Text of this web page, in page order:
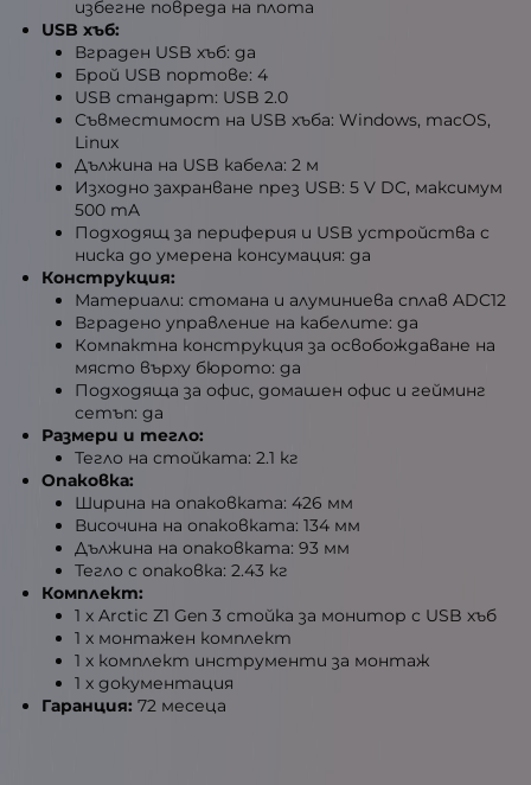
избегне повреда на плота
USB хъб:
Вграден USB хъб: да
Брой USB портове: 4
USB стандарт: USB 2.0
Съвместимост на USB хъба: Windows, macOS,
Linux
Дължина на USB кабела: 2 м
Изходно захранване през USB: 5 V DC, максимум
500 mA
Подходящ за периферия и USB устройства с
ниска до умерена консумация: да
Конструкция:
Материали: стомана и алуминиева сплав ADC12
Вградено управление на кабелите: да
Компактна конструкция за освобождаване на
място върху бюрото: да
Подходяща за офис, домашен офис и гейминг
сетъп: да
Размери и тегло:
Тегло на стойката: 2.1 кг
Опаковка:
Ширина на опаковката: 426 мм
Височина на опаковката: 134 мм
Дължина на опаковката: 93 мм
Тегло с опаковка: 2.43 кг
Комплект:
1 x Arctic Z1 Gen 3 стойка за монитор с USB хъб
1 x монтажен комплект
1 x комплект инструменти за монтаж
1 x документация
Гаранция: 72 месеца